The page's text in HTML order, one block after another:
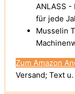
ANLASS -
für jede
Musselin
Zum Amazon
Versand; Text